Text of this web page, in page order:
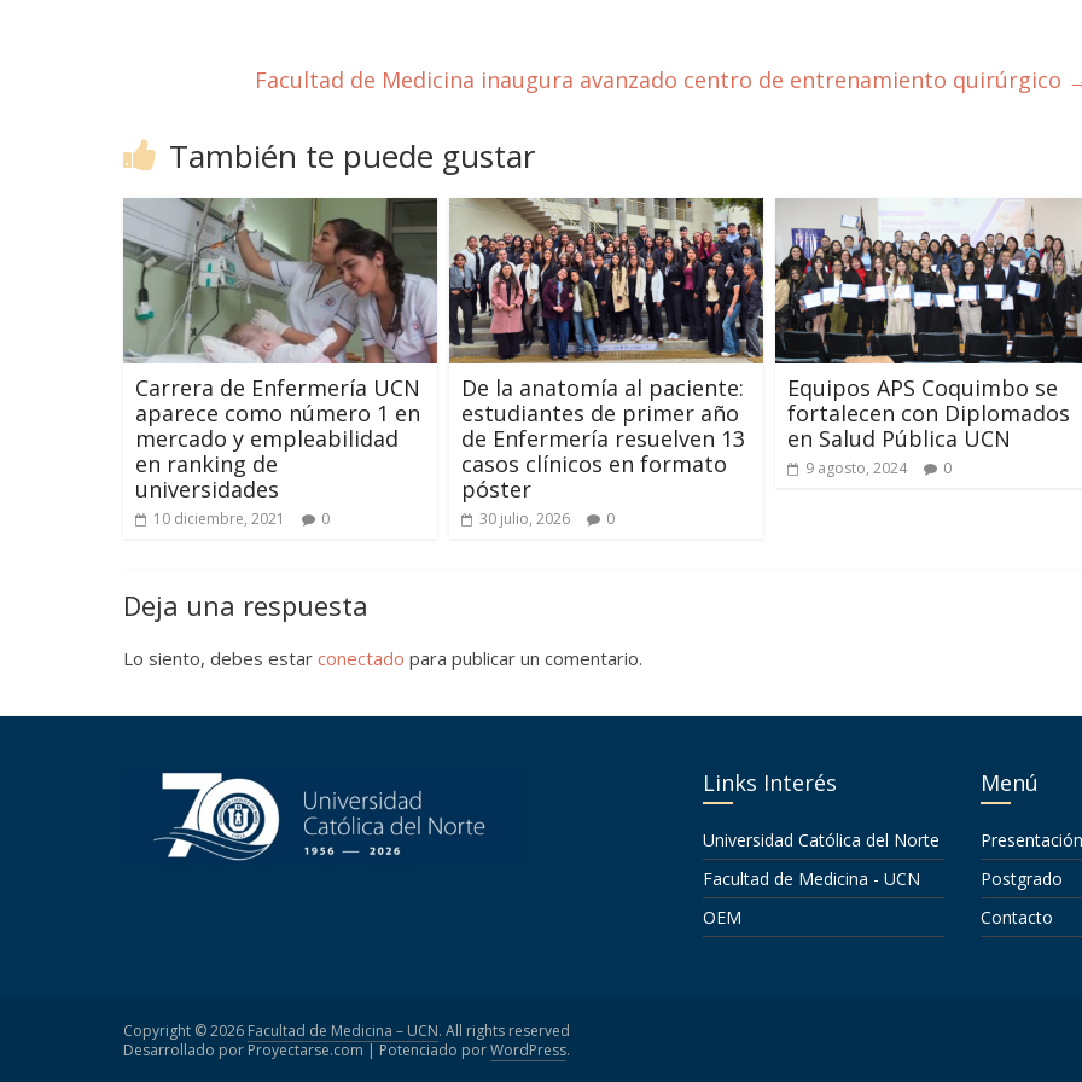
Facultad de Medicina inaugura avanzado centro de entrenamiento quirúrgico
También te puede gustar
Carrera de Enfermería UCN
aparece como número 1 en
mercado y empleabilidad
en ranking de
universidades
10 diciembre, 2021 0
De la anatomía al paciente:
estudiantes de primer año
de Enfermería resuelven 13
casos clínicos en formato
póster
30 julio, 2026 0
Equipos APS Coquimbo se
fortalecen con Diplomados
en Salud Pública UCN
9 agosto, 2024 0
Deja una respuesta
Lo siento, debes estar conectado para publicar un comentario.
Links Interés
Universidad Católica del Norte
Facultad de Medicina - UCN
OEM
Menú
Presentación
Postgrado
Contacto
Copyright © 2026 Facultad de Medicina – UCN. All rights reserved
Desarrollado por Proyectarse.com | Potenciado porWordPress.